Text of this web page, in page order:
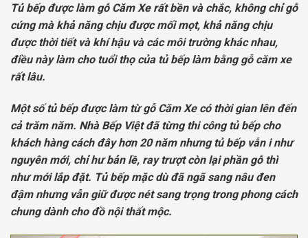
Tủ bếp được làm gỗ Căm Xe rất bền và chắc, không chỉ gỗ
cứng mà khả năng chịu được mối mọt, khả năng chịu
được thời tiết và khí hậu và các môi trường khác nhau,
điều này làm cho tuổi thọ của tủ bếp làm bằng gỗ căm xe
rất lâu.
Một số tủ bếp được làm từ gỗ Căm Xe có thời gian lên đến
cả trăm năm. Nhà Bếp Việt đã từng thi công tủ bếp cho
khách hàng cách đây hơn 20 năm nhưng tủ bếp vẫn i như
nguyên mới, chỉ hư bản lề, ray trượt còn lại phần gỗ thì
như mới lắp đặt. Tủ bếp mặc dù đã ngã sang nâu đen
đậm nhưng vẫn giữ được nét sang trọng trong phong cách
chung dành cho đồ nội thất mộc.